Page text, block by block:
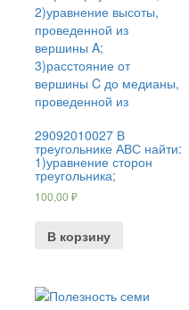
29092010027 В
треугольнике АВС найти:
1)уравнение сторон
треугольника;
100,00 ₽
В корзину